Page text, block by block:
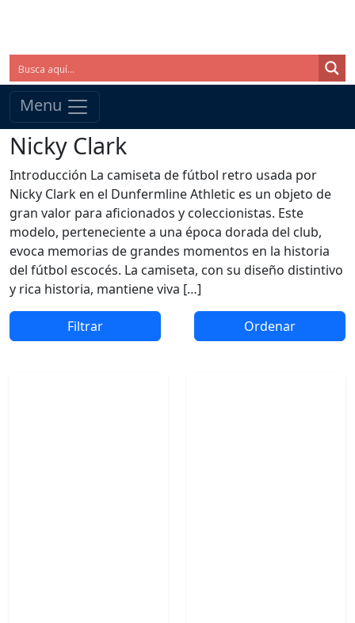
Menu
Nicky Clark
Introducción La camiseta de fútbol retro usada por
Nicky Clark en el Dunfermline Athletic es un objeto de
gran valor para aficionados y coleccionistas. Este
modelo, perteneciente a una época dorada del club,
evoca memorias de grandes momentos en la historia
del fútbol escocés. La camiseta, con su diseño distintivo
y rica historia, mantiene viva […]
Filtrar Ordenar